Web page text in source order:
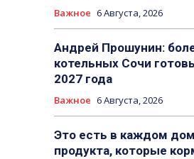
Важное 6 Августа, 2026
Андрей Прошунин:
котельных Сочи
2027 года
Важное 6 Августа, 2026
Это есть в каждом
продукта, которые